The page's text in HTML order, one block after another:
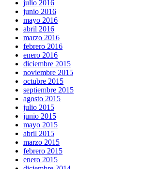
julio 2016
junio 2016
mayo 2016
abril 2016
marzo 2016
febrero 2016
enero 2016
diciembre 2015
noviembre 2015
octubre 2015
septiembre 2015
agosto 2015
julio 2015
junio 2015
mayo 2015
abril 2015
marzo 2015
febrero 2015
enero 2015